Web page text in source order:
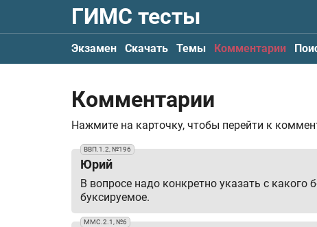
ГИМС тесты
Экзамен Скачать Темы Комментарии
Комментарии
Нажмите на карточку, чтобы перейти к
ВВП.1.2, №196
Юрий
В вопросе надо конкретно указать с
буксируемое.
ММС.2.1, №6